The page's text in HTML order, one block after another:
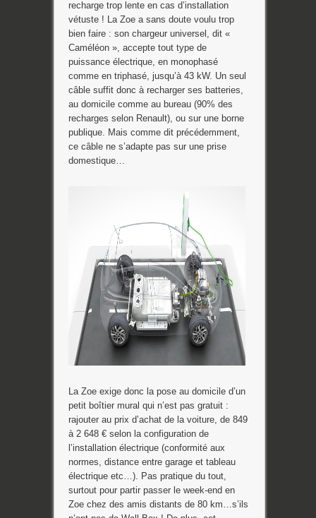
recharge trop lente en cas d’installation
vétuste ! La Zoe a sans doute voulu trop
bien faire : son chargeur universel, dit «
Caméléon », accepte tout type de
puissance électrique, en monophasé
comme en triphasé, jusqu’à 43 kW. Un seul
câble suffit donc à recharger ses batteries,
au domicile comme au bureau (90% des
recharges selon Renault), ou sur une borne
publique. Mais comme dit précédemment,
ce câble ne s’adapte pas sur une prise
domestique…
La Zoe exige donc la pose au domicile d’un
petit boîtier mural qui n’est pas gratuit :
rajouter au prix d’achat de la voiture, de 849
à 2 648 € selon la configuration de
l’installation électrique (conformité aux
normes, distance entre garage et tableau
électrique etc…). Pas pratique du tout,
surtout pour partir passer le week-end en
Zoe chez des amis distants de 80 km…s’ils